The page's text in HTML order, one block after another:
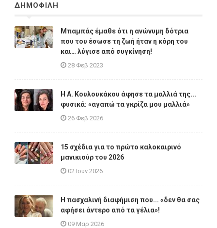
ΔΗΜΟΦΙΛΗ
Μπαμπάς έμαθε ότι η ανώνυμη δότρια
που του έσωσε τη ζωή ήταν η κόρη του
και… λύγισε από συγκίνηση!
28 Φεβ 2023
Η A. Κουλουκάκου άφησε τα μαλλιά της...
φυσικά: «αγαπώ τα γκρίζα μου μαλλιά»
26 Φεβ 2026
15 σχέδια για το πρώτο καλοκαιρινό
μανικιούρ του 2026
02 Ιουν 2026
Η πασχαλινή διαφήμιση που... «δεν θα σας
αφήσει άντερο από τα γέλια»!
09 Μαρ 2026